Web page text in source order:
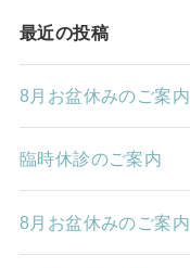
最近の投稿
8月お盆休みのご案内
臨時休診のご案内
8月お盆休みのご案内